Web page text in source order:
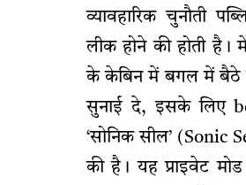
व्यावहारिक चुनौती
लीक होने की होती है।
के केबिन में बगल में बैठे
सुनाई दे, इसके लिए
‘सोनिक सील’ (Sonic
की है। यह प्राइवेट